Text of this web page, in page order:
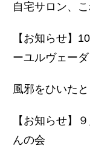
自宅サロン、
【お知らせ】
ーユルヴェー
風邪をひいた
【お知らせ】
んの会